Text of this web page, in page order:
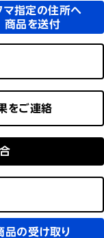
マ指定の住所へ
商品を送付
をご連絡
品の受け取り